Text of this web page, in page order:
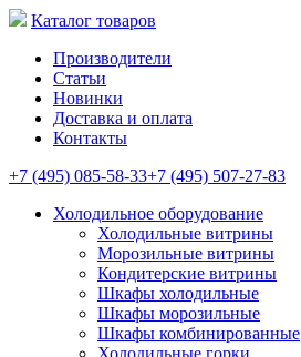
Каталог товаров
Производители
Статьи
Новинки
Доставка и оплата
Контакты
+7 (495) 085-58-33+7 (495) 507-27-83
Холодильное оборудование
Холодильные витрины
Морозильные витрины
Кондитерские витрины
Шкафы холодильные
Шкафы морозильные
Шкафы комбинированные
Холодильные горки